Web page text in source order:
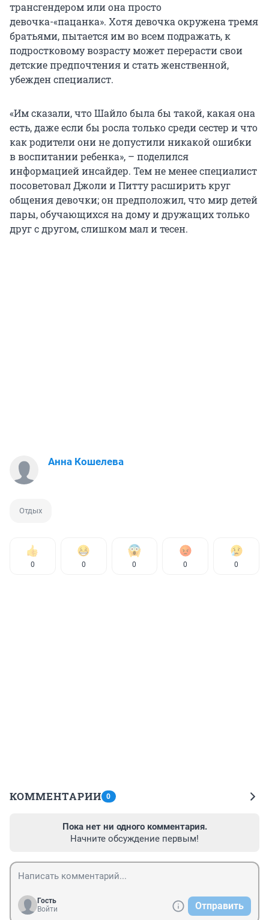
трансгендером или она просто
девочка-«пацанка». Хотя девочка окружена тремя
братьями, пытается им во всем подражать, к
подростковому возрасту может перерасти свои
детские предпочтения и стать женственной,
убежден специалист.
«Им сказали, что Шайло была бы такой, какая она
есть, даже если бы росла только среди сестер и что
как родители они не допустили никакой ошибки
в воспитании ребенка», – поделился
информацией инсайдер. Тем не менее специалист
посоветовал Джоли и Питту расширить круг
общения девочки; он предположил, что мир детей
пары, обучающихся на дому и дружащих только
друг с другом, слишком мал и тесен.
Анна Кошелева
Отдых
0 0 0 0 0
КОММЕНТАРИИ 0
Пока нет ни одного комментария.
Начните обсуждение первым!
Гость
Войти
Отправить